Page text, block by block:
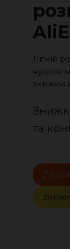
Літній
чудова
знижки
та
До